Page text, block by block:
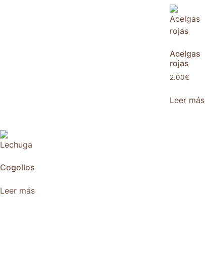
Acelgas
rojas
2.00€
Leer más
Cogollos
Leer más